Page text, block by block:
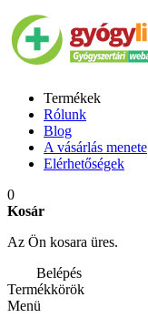
Termékek
Rólunk
Blog
A vásárlás menete
Elérhetőségek
0
Kosár
Az Ön kosara üres.
Belépés
Termékkörök
Menü